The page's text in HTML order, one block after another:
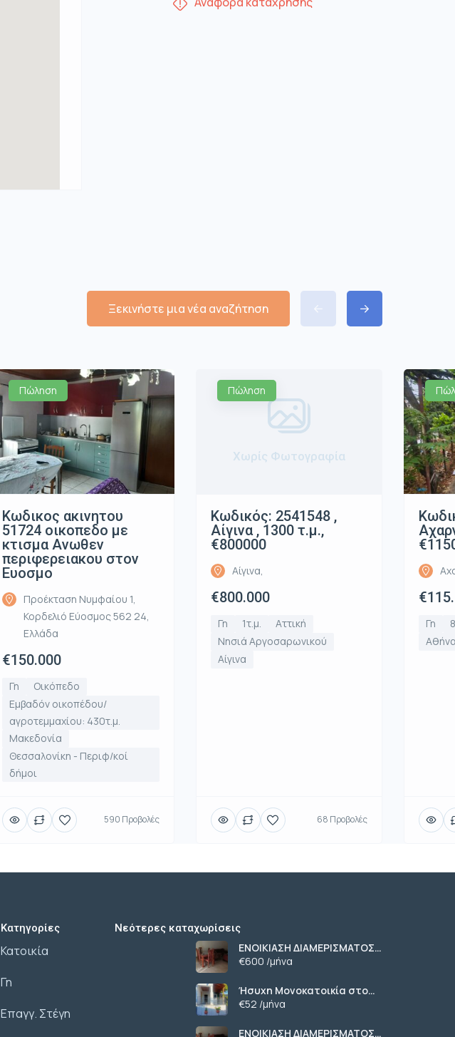
Ξεκινήστε μια νέα αναζήτηση
Πώληση
Κωδικος ακινητου
51724 οικοπεδο με
κτισμα Ανωθεν
περιφερειακου στον
Ευοσμο
Προέκταση Νυμφαίου 1,
Κορδελιό Εύοσμος 562 24,
Ελλάδα
€150.000
Γη
Οικόπεδο
Εμβαδόν οικοπέδου/
αγροτεμμαχίου: 430τ.μ.
Μακεδονία
Θεσσαλονίκη - Περιφ/κοί
δήμοι
590 Προβολές
Πώληση
Χωρίς Φωτογραφία
Κωδικός: 2541548 ,
Αίγινα , 1300 τ.μ.,
€800000
Αίγινα,
€800.000
Γη 1τ.μ.
Αττική
Νησιά Αργοσαρωνικού
Αίγινα
68 Προβολές
Γη
Κατηγορίες
Κατοικία
Γη
Επαγγ. Στέγη
Νεότερες καταχωρίσεις
ΕΝΟΙΚΙΑΣΗ ΔΙΑΜΕΡΙΣΜΑΤΟΣ
ΧΑΡΙΛΑΟΥ ΘΕΣΣΑΛΟΝΙΚΗ
€600 /μήνα
Ήσυχη Μονοκατοικία στο
Γυμνό Ευβοίας | Κοντά σε
Θάλασσα & Βουνό
€52 /μήνα
ΕΝΟΙΚΙΑΣΗ ΔΙΑΜΕΡΙΣΜΑΤΟΣ